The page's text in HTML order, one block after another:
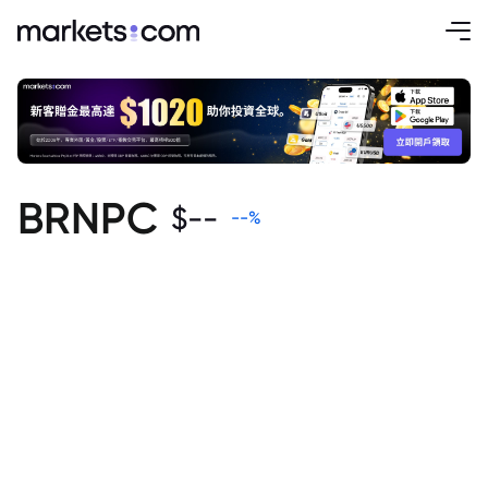
BRNPC $-- --%